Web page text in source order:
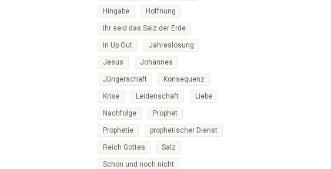
Hingabe Hoffnung
Ihr seid das Salz der Erde
In Up Out Jahreslosung
Jesus Johannes
Jüngerschaft Konsequenz
Krise Leidenschaft Liebe
Nachfolge Prophet
Prophetie prophetischer Dienst
Reich Gottes Salz
Schon und noch nicht